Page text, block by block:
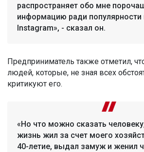
распространяет обо мне
информацию ради популярности
Instagram», - сказал он.
Предприниматель также отметил,
людей, которые, не зная всех
критикуют его.
«Но что можно сказать
жизнь жил за счет моего
40-летие, выдал замуж и женил